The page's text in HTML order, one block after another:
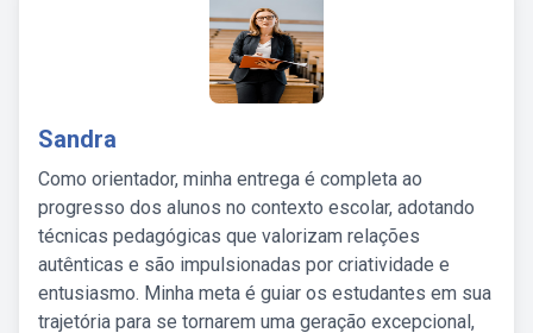
Sandra
Como orientador, minha entrega é completa ao
progresso dos alunos no contexto escolar, adotando
técnicas pedagógicas que valorizam relações
autênticas e são impulsionadas por criatividade e
entusiasmo. Minha meta é guiar os estudantes em sua
trajetória para se tornarem uma geração excepcional,